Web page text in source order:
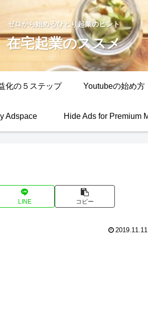
ゼロから始めるひとり起業のヒント
在宅起業のススメ
化の５ステップ Youtubeの始め方
Adspace
LINE コピー
2019.11.11